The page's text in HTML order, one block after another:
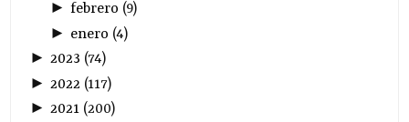
► febrero (9)
► enero (4)
►2023 (74)
► 2022 (117)
►2021 (200)